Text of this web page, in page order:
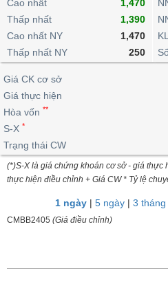
Giao
dịch
nội
bộ
Niên
giám
Tài
liệu
cổ
đông
Định
giá
Nước
ngoài
Tự
doanh
Top
cổ
phiếu
Bản
giao
dịch
Chứng
quyền
Tổng
quan
Thống
kê
dịch
Định
Thống
kê
giao
dịch
Tin
tức
tích
kỹ
thuật
Bảng
giá
Bộ
lọc
cổ
phiếu
sánh
mô
lai
Chứng
quyền
Trái
phiếu
doanh
nghiệp
Đào
Dịch
vụ
Cao nhất
1,470
Thấp nhất
1,390
Cao nhất NY
1,470
Thấp nhất NY
250
Giá CK cơ sở
Giá thực hiện
Hòa vốn **
S-X *
Trạng thái CW
(*)S-X là giá chứng khoán cơ sở - giá thực
thực hiện điều chỉnh + Giá CW * Tỷ lệ
1 ngày| 5 ngày| 3 tháng
CMBB2405 (Giá điều chỉnh)
BẤT
ĐỘNG
SẢN
TÀI
CHÍNH
HÀNG
HÓA